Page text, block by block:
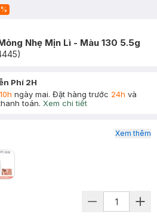
%
Nhẹ Mịn Lì - Màu 130 5.5g
)
Phí 2H
10h ngày mai. Đặt hàng trước 24h và
toán. Xem chi tiết
Xem thêm